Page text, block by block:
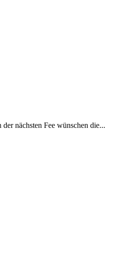
nächsten Fee wünschen die...